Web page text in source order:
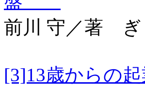
前川 守／著 ぎ
[3]13歳からの